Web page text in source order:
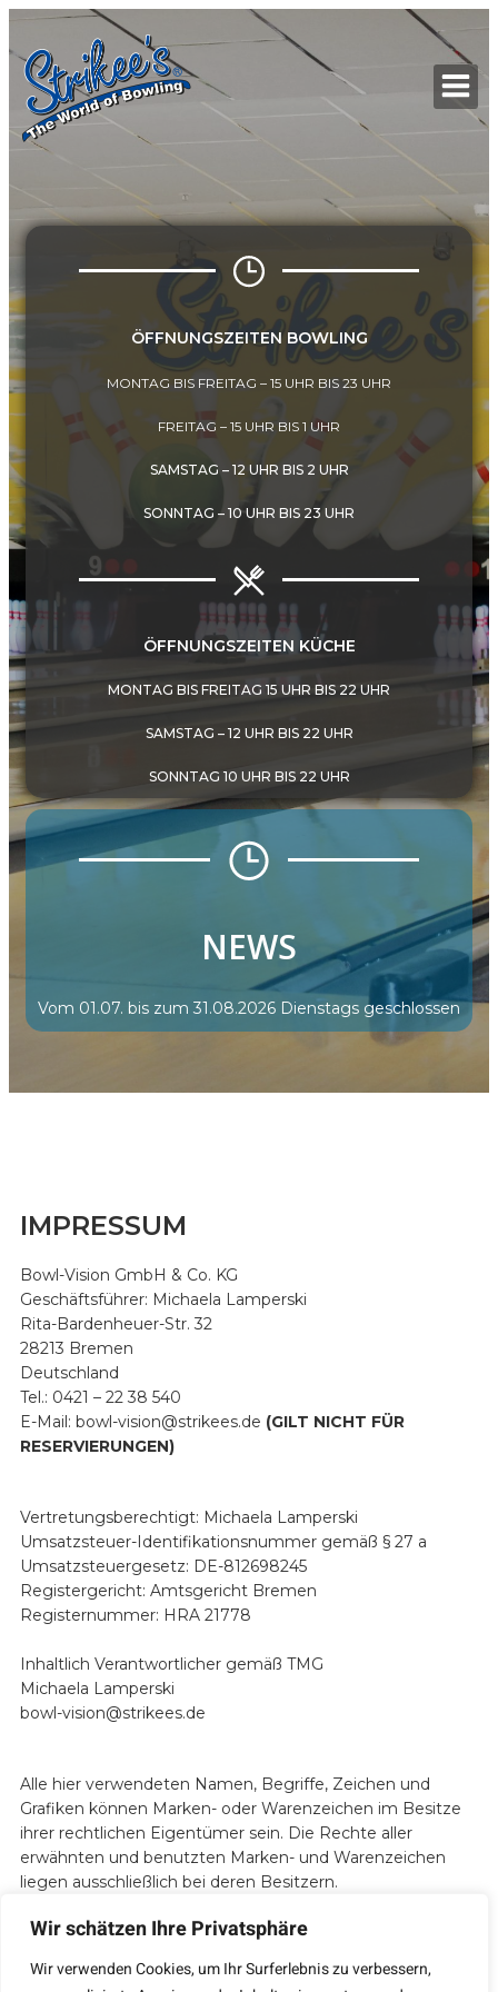
Wir schätzen Ihre Privatsphäre
Wir verwenden Cookies, um Ihr Surferlebnis zu verbessern,
Inhalt
springen
ÖFFNUNGSZEITEN BOWLING
MONTAG BIS FREITAG – 15 UHR BIS 23 UHR
FREITAG – 15 UHR BIS 1 UHR
SAMSTAG – 12 UHR BIS 2 UHR
SONNTAG – 10 UHR BIS 23 UHR
ÖFFNUNGSZEITEN KÜCHE
MONTAG BIS FREITAG 15 UHR BIS 22 UHR
SAMSTAG – 12 UHR BIS 22 UHR
SONNTAG 10 UHR BIS 22 UHR
NEWS
Vom 01.07. bis zum 31.08.2026 Dienstags geschlossen
IMPRESSUM
Bowl-Vision GmbH & Co. KG
Geschäftsführer: Michaela Lamperski
Rita-Bardenheuer-Str. 32
28213 Bremen
Deutschland
Tel.: 0421 – 22 38 540
E-Mail: bowl-vision@strikees.de (GILT NICHT FÜR
RESERVIERUNGEN)
Vertretungsberechtigt: Michaela Lamperski
Umsatzsteuer-Identifikationsnummer gemäß § 27 a
Umsatzsteuergesetz: DE-812698245
Registergericht: Amtsgericht Bremen
Registernummer: HRA 21778
Inhaltlich Verantwortlicher gemäß TMG
Michaela Lamperski
bowl-vision@strikees.de
Alle hier verwendeten Namen, Begriffe, Zeichen und
Grafiken können Marken- oder Warenzeichen im Besitze
ihrer rechtlichen Eigentümer sein. Die Rechte aller
erwähnten und benutzten Marken- und Warenzeichen
liegen ausschließlich bei deren Besitzern.